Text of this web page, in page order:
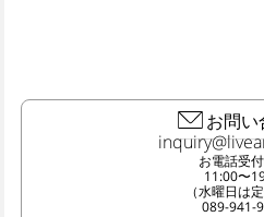
お問
お電話受
11:00〜
（水曜日は
089-941-